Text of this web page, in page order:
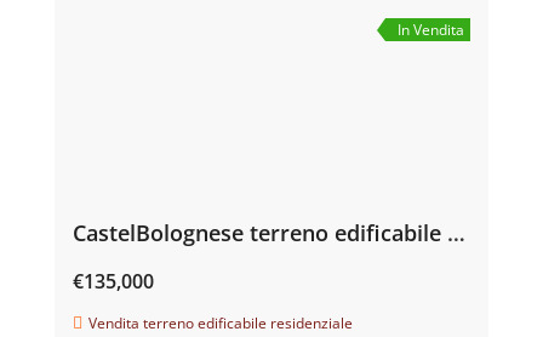
In Vendita
CastelBolognese terreno edificabile residenziale
€135,000
Vendita terreno edificabile residenziale